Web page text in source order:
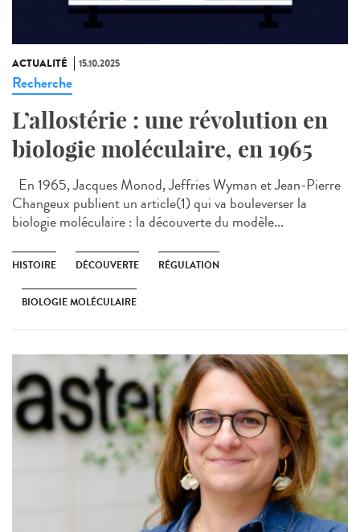
ACTUALITÉ 15.10.2025
Recherche
L’allostérie : une révolution en
biologie moléculaire, en 1965
En 1965, Jacques Monod, Jeffries Wyman et Jean-Pierre
Changeux publient un article(1) qui va bouleverser la
biologie moléculaire : la découverte du modèle...
HISTOIRE DÉCOUVERTE RÉGULATION
BIOLOGIE MOLÉCULAIRE